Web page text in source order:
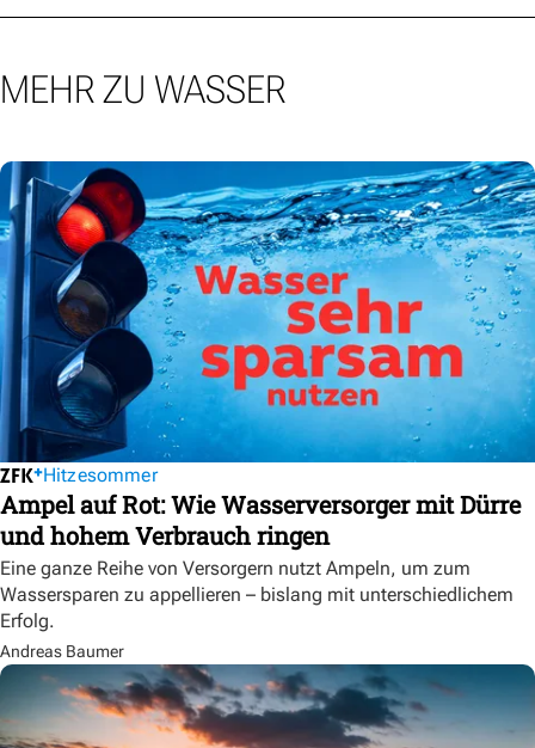
MEHR ZU WASSER
Hitzesommer
Ampel auf Rot: Wie Wasserversorger mit Dürre
und hohem Verbrauch ringen
Eine ganze Reihe von Versorgern nutzt Ampeln, um zum
Wassersparen zu appellieren – bislang mit unterschiedlichem
Erfolg.
Andreas Baumer